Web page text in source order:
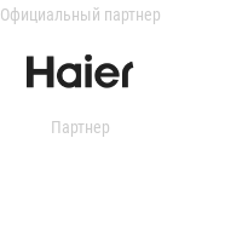
Официальный партнер
Партнер